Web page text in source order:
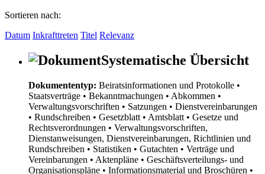
Sortieren nach:
Datum Inkrafttreten Titel Relevanz
Systematische Übersicht
Dokumententyp: Beiratsinformationen und Protokolle •
Staatsverträge • Bekanntmachungen • Abkommen •
Verwaltungsvorschriften • Satzungen • Dienstvereinbarungen
• Rundschreiben • Gesetzblatt • Amtsblatt • Gesetze und
Rechtsverordnungen • Verwaltungsvorschriften,
Dienstanweisungen, Dienstvereinbarungen, Richtlinien und
Rundschreiben • Statistiken • Gutachten • Verträge und
Vereinbarungen • Aktenpläne • Geschäftsverteilungs- und
Organisationspläne • Informationsmaterial und Broschüren •